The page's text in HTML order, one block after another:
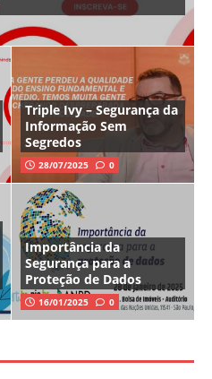
Triple Ivy – Segurança da
Informação Sem
Segredos
28/07/2025 0
Importância da
Segurança para a
Proteção de Dados
16/01/2025 0